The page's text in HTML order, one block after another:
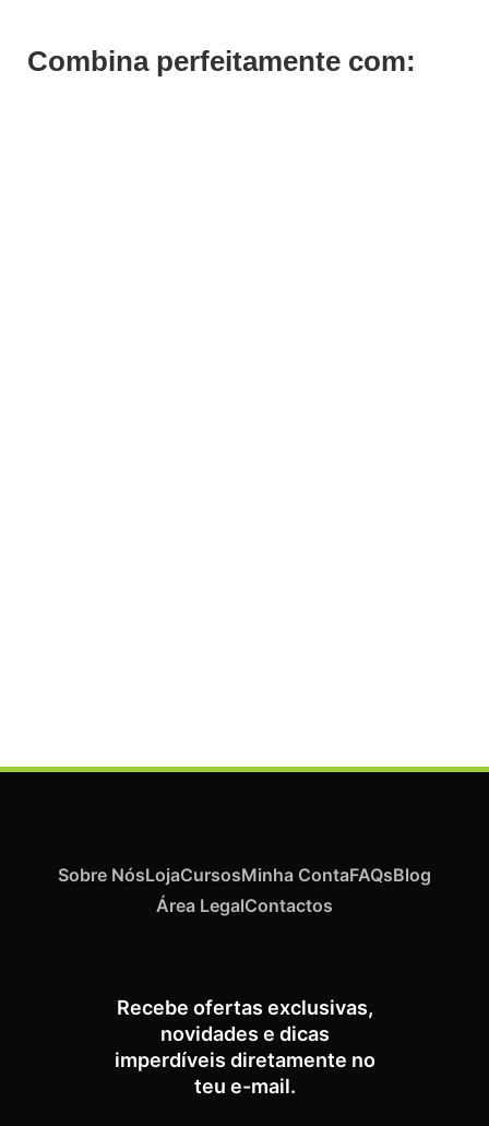
Combina perfeitamente com:
Recebe ofertas exclusivas,
novidades e dicas
imperdíveis diretamente no
teu e-mail.
Sobre NósLojaCursosMinha ContaFAQsBlog
Área LegalContactos